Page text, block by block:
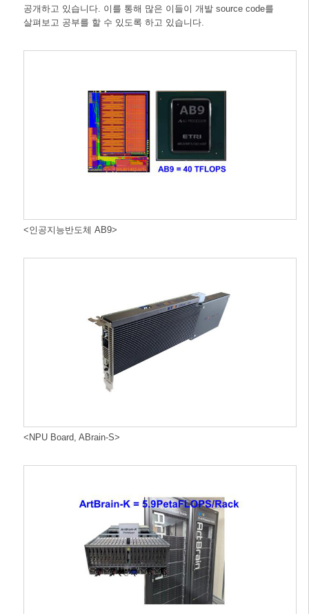
공개하고 있습니다. 이를 통해 많은 이들이 개발 source code를
살펴보고 공부를 할 수 있도록 하고 있습니다.
<인공지능반도체 AB9>
<NPU Board, ABrain-S>